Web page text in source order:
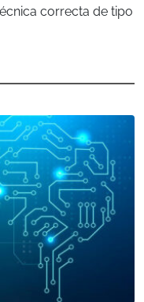
correcta de tipo